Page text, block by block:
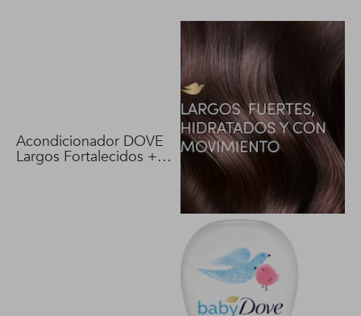
Acondicionador DOVE
Largos Fortalecidos +